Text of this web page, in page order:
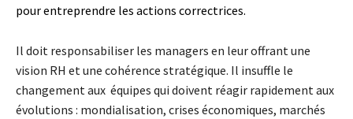
pour entreprendre les actions correctrices.
Il doit responsabiliser les managers en leur offrant une
vision RH et une cohérence stratégique. Il insuffle le
changement aux équipes qui doivent réagir rapidement aux
évolutions : mondialisation, crises économiques, marchés